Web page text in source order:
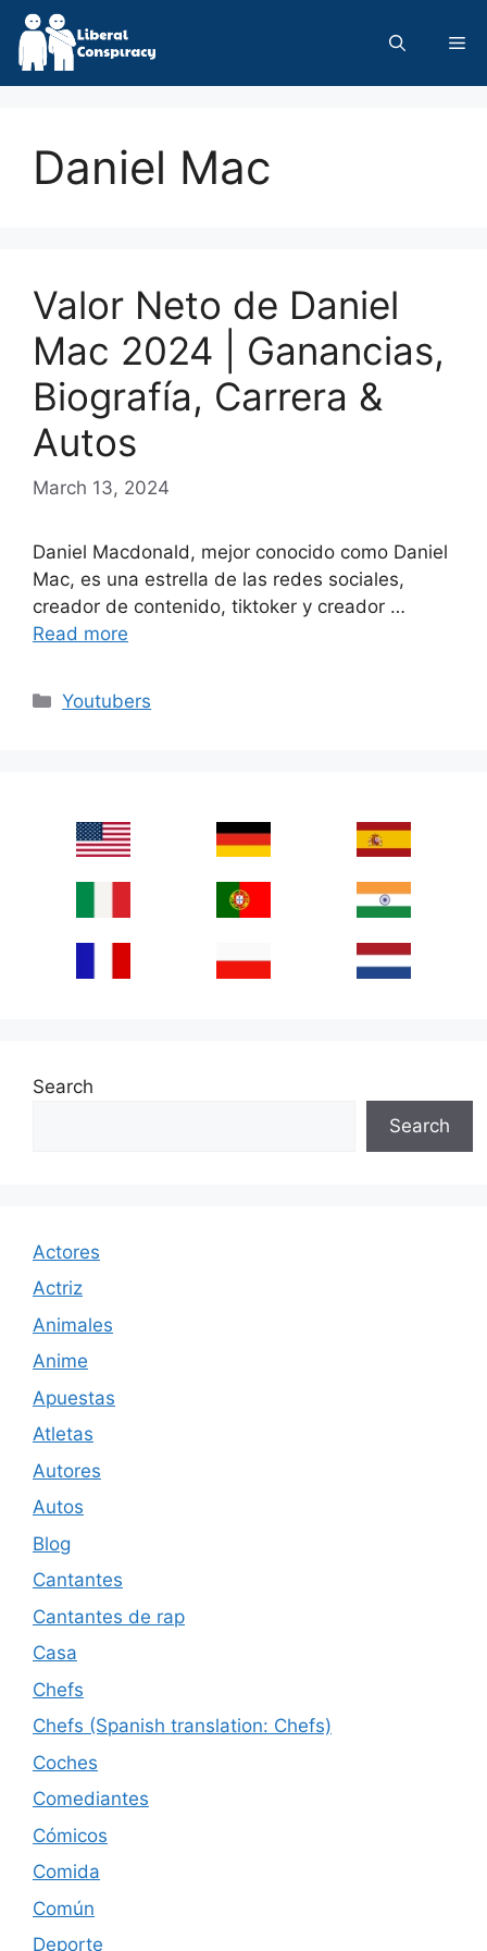
Skip
content
Daniel Mac
Valor Neto de Daniel
Mac 2024 | Ganancias,
Biografía, Carrera &
Autos
March 13, 2024
Daniel Macdonald, mejor conocido como Daniel
Mac, es una estrella de las redes sociales,
creador de contenido, tiktoker y creador …
Read more
Categories
Youtubers
Search
Search
Actores
Actriz
Animales
Anime
Apuestas
Atletas
Autores
Autos
Blog
Cantantes
Cantantes de rap
Casa
Chefs
Chefs (Spanish translation: Chefs)
Coches
Comediantes
Cómicos
Comida
Común
Deporte